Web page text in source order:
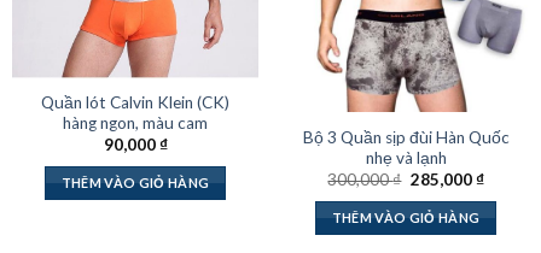
Quần lót Calvin Klein (CK)
hàng ngon, màu cam
90,000₫
THÊM VÀO GIỎ HÀNG
Bộ 3 Quần sịp đùi Hàn Quốc
nhẹ và lạnh
300,000₫ Giá
là:
300,000 ₫.
285,000₫Giá
THÊM VÀO GIỎ HÀNG